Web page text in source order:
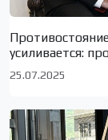
усиливается:
25.07.2025